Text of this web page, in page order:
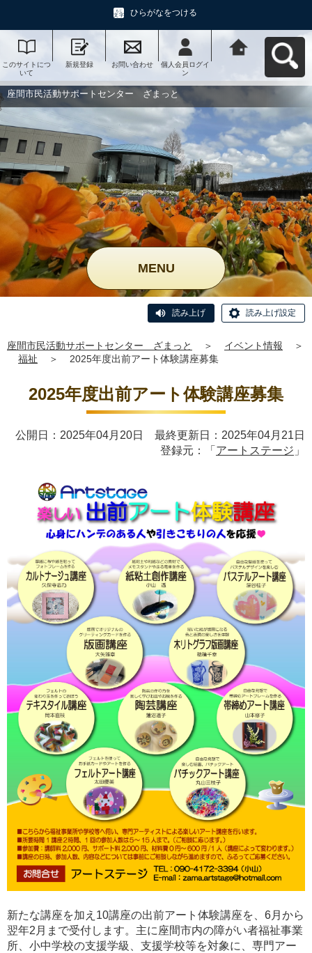
ひらがなをつける
このサイトにつ
いて
新規登録 お問い合わせ
個人会員ログイ
ン
ー ざまっとへ
座間市民活動サポートセンター ざまっと
MENU
読み上げ 読み上げ設定
座間市民活動サポートセンター ざまっと ＞ イベント情報
＞
福祉
＞ 2025年度出前アート体験講座募集
2025年度出前アート体験講座募集
公開日：2025年04月20日 最終更新日：2025年04月21日
登録元：「 アートステージ 」
新たな講座を加え10講座の出前アート体験講座を、6月から
翌年2月まで受付します。主に座間市内の障がい者福祉事業
所、小中学校の支援学級、支援学校等を対象に、専門アー